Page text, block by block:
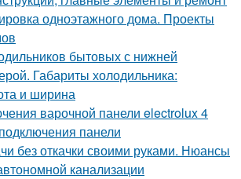
одноэтажного дома. Проекты
бытовых с нижней
Габариты холодильника:
и ширина
варочной панели electrolux 4
панели
без откачки своими руками. Нюансы
канализации